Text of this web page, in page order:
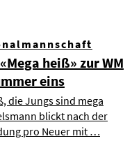
heiß» zur WM
eins
die Jungs sind mega
blickt nach der
pro Neuer mit …